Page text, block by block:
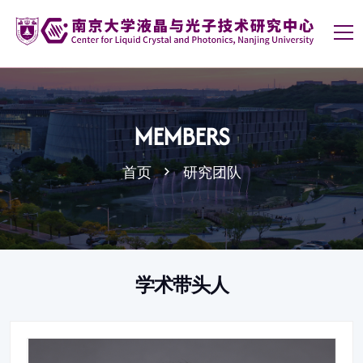
MEMBERS
首页 研究团队
学术带头人